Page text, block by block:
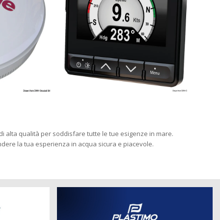
alta qualità per soddisfare tutte le tue esigenze in mare.
la tua esperienza in acqua sicura e piacevole.